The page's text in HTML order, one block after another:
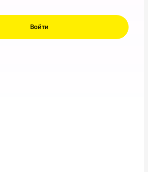
Войти